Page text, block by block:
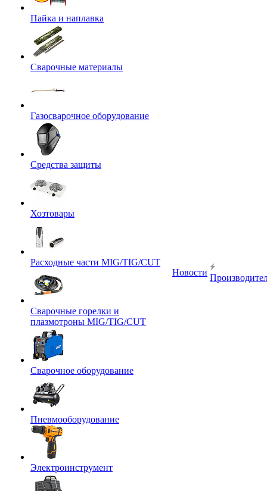
Пайка и наплавка
Сварочные материалы
Газосварочное оборудование
Средства защиты
Хозтовары
Расходные части MIG/TIG/CUT
Сварочные горелки и
плазмотроны MIG/TIG/CUT
Сварочное оборудование
Пневмооборудование
Электроинструмент
Новости